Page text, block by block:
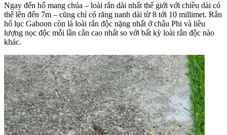
Ngay đến hổ mang chúa – loài rắn dài nhất thế giới với chiều dài có
thể lên đến 7m – cũng chỉ có răng nanh dài từ 8 tới 10 millimet. Rắn
hổ lục Gaboon còn là loài rắn độc nặng nhất ở châu Phi và liều
lượng nọc độc mỗi lần cắn cao nhất so với bất kỳ loài rắn độc nào
khác.